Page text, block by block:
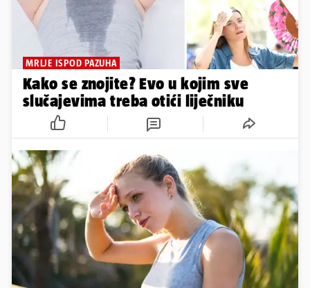
MRLJE ISPOD PAZUHA
Kako se znojite? Evo u kojim sve
slučajevima treba otići liječniku